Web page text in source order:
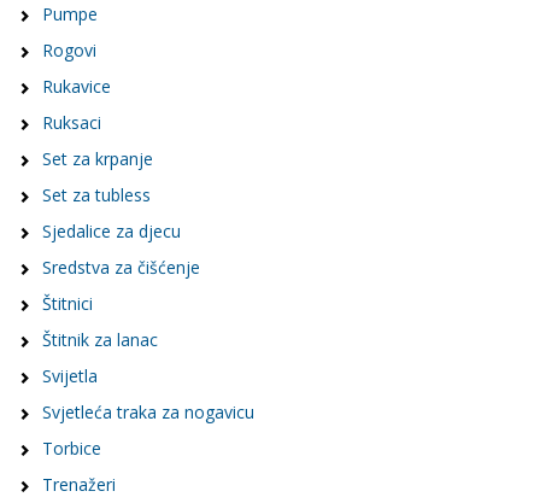
Pumpe
Rogovi
Rukavice
Ruksaci
Set za krpanje
Set za tubless
Sjedalice za djecu
Sredstva za čišćenje
Štitnici
Štitnik za lanac
Svijetla
Svjetleća traka za nogavicu
Torbice
Trenažeri